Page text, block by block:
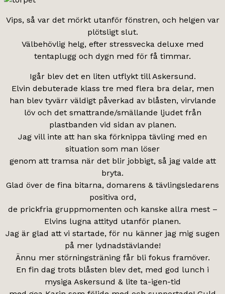
Vips, så var det mörkt utanför fönstren, och helgen var
plötsligt slut.
Välbehövlig helg, efter stressvecka deluxe med
tentaplugg och dygn med för få timmar.
Igår blev det en liten utflykt till Askersund.
Elvin debuterade klass tre med flera bra delar, men
han blev tyvärr väldigt påverkad av blåsten, virvlande
löv och det smattrande/smällande ljudet från
plastbanden vid sidan av planen.
Jag vill inte att han ska förknippa tävling med en
situation som man löser
genom att tramsa när det blir jobbigt, så jag valde att
bryta.
Glad över de fina bitarna, domarens & tävlingsledarens
positiva ord,
de prickfria gruppmomenten och kanske allra mest –
Elvins lugna attityd utanför planen.
Jag är glad att vi startade, för nu känner jag mig sugen
på mer lydnadstävlande!
Ännu mer störningsträning får bli fokus framöver.
En fin dag trots blåsten blev det, med god lunch i
mysiga Askersund & lite ta-igen-tid